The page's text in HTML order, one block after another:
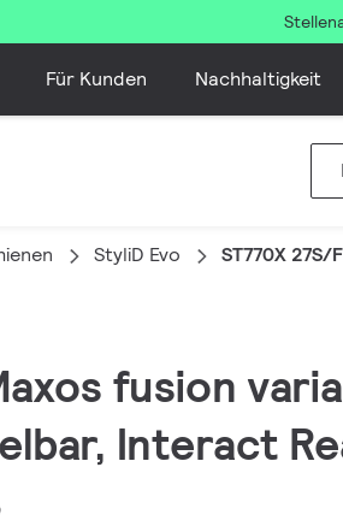
Für Kunden Nachhaltigkeit
StyliD Evo ST770X 27S/
fusion
Interact